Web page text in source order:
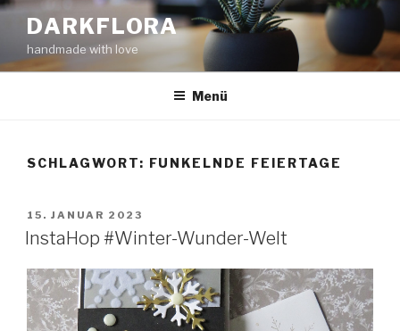
Zum
Inhalt
springen
DARKFLORA
handmade with love
Menü
SCHLAGWORT: FUNKELNDE FEIERTAGE
VERÖFFENTLICHT
AM
15. JANUAR 2023
InstaHop #Winter-Wunder-Welt